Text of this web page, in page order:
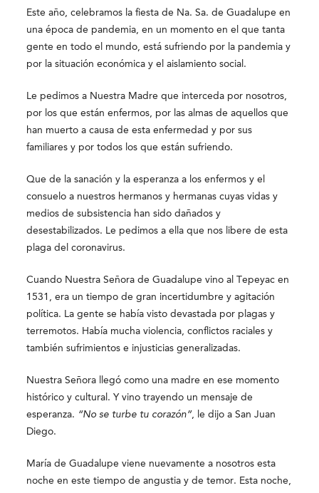
Este año, celebramos la fiesta de Na. Sa. de Guadalupe en
una época de pandemia, en un momento en el que tanta
gente en todo el mundo, está sufriendo por la pandemia y
por la situación económica y el aislamiento social.
Le pedimos a Nuestra Madre que interceda por nosotros,
por los que están enfermos, por las almas de aquellos que
han muerto a causa de esta enfermedad y por sus
familiares y por todos los que están sufriendo.
Que de la sanación y la esperanza a los enfermos y el
consuelo a nuestros hermanos y hermanas cuyas vidas y
medios de subsistencia han sido dañados y
desestabilizados. Le pedimos a ella que nos libere de esta
plaga del coronavirus.
Cuando Nuestra Señora de Guadalupe vino al Tepeyac en
1531, era un tiempo de gran incertidumbre y agitación
política. La gente se había visto devastada por plagas y
terremotos. Había mucha violencia, conflictos raciales y
también sufrimientos e injusticias generalizadas.
Nuestra Señora llegó como una madre en ese momento
histórico y cultural. Y vino trayendo un mensaje de
esperanza. “No se turbe tu corazón”, le dijo a San Juan
Diego.
María de Guadalupe viene nuevamente a nosotros esta
noche en este tiempo de angustia y de temor. Esta noche,